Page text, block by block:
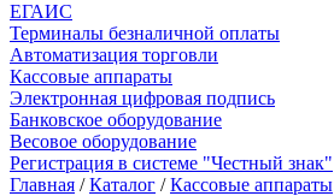
ЕГАИС
Терминалы безналичной оплаты
Автоматизация торговли
Кассовые аппараты
Электронная цифровая подпись
Банковское оборудование
Весовое оборудование
Регистрация в системе "Честный знак"
Главная / Каталог / Кассовые аппараты